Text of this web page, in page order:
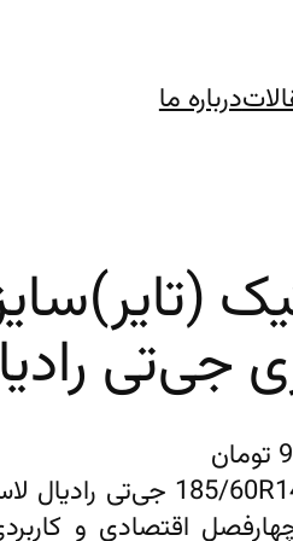
درباره ما
جی‌تی
تومان
اقتصادی و